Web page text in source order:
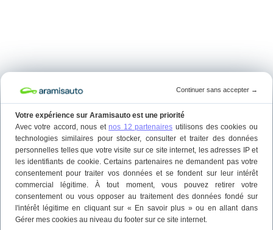
Continuer sans accepter →
Votre expérience sur Aramisauto est une priorité
Avec votre accord, nous et nos 12 partenaires utilisons des cookies ou
technologies similaires pour stocker, consulter et traiter des données
personnelles telles que votre visite sur ce site internet, les adresses IP et
les identifiants de cookie. Certains partenaires ne demandent pas votre
consentement pour traiter vos données et se fondent sur leur intérêt
commercial légitime. À tout moment, vous pouvez retirer votre
consentement ou vous opposer au traitement des données fondé sur
l'intérêt légitime en cliquant sur « En savoir plus » ou en allant dans
Gérer mes cookies au niveau du footer sur ce site internet.